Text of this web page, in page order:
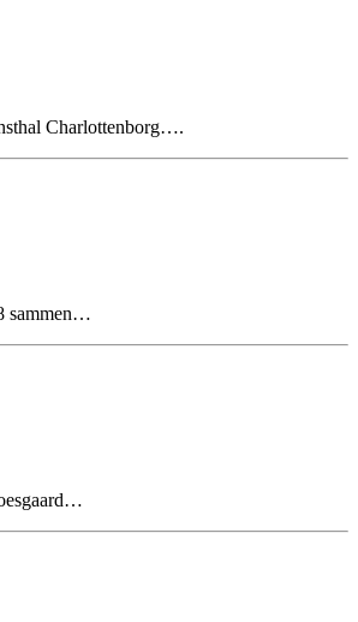
Charlottenborg….
sammen…